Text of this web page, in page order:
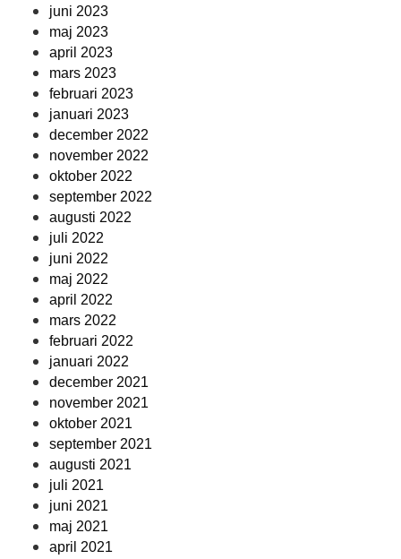
juni 2023
maj 2023
april 2023
mars 2023
februari 2023
januari 2023
december 2022
november 2022
oktober 2022
september 2022
augusti 2022
juli 2022
juni 2022
maj 2022
april 2022
mars 2022
februari 2022
januari 2022
december 2021
november 2021
oktober 2021
september 2021
augusti 2021
juli 2021
juni 2021
maj 2021
april 2021